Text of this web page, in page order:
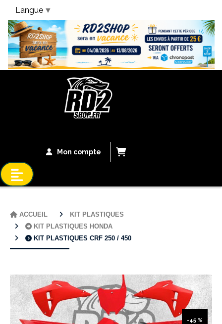
Bandeau Vacances
Mon compte
ACCUEIL
KIT PLASTIQUES
KIT PLASTIQUES HONDA
KIT PLASTIQUES CRF 250 / 450
-45 %
Langue ▼